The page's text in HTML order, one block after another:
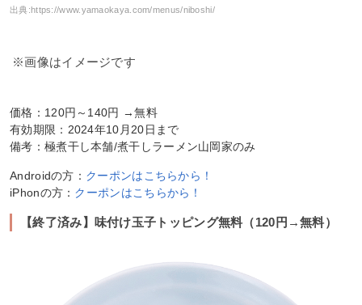
出典: https://www.yamaokaya.com/menus/niboshi/
※画像はイメージです
価格：120円～140円 →無料
有効期限：2024年10月20日まで
備考：極煮干し本舗/煮干しラーメン山岡家のみ
Androidの方： クーポンはこちらから！
iPhonの方： クーポンはこちらから！
【終了済み】味付け玉子トッピング無料（120円→無料）